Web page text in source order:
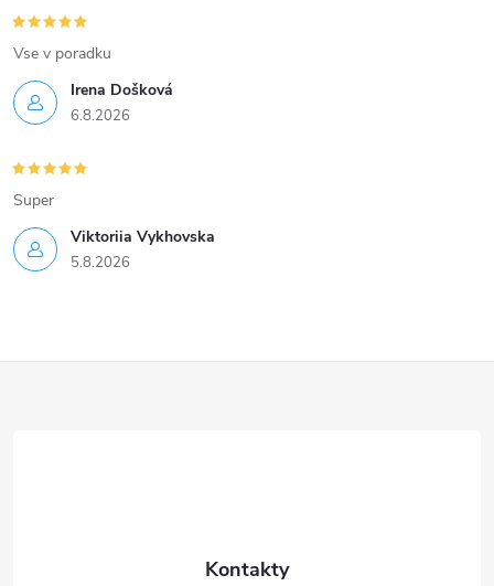
Irena Došková
6.8.2026
Vse v poradku
Viktoriia Vykhovska
5.8.2026
Super